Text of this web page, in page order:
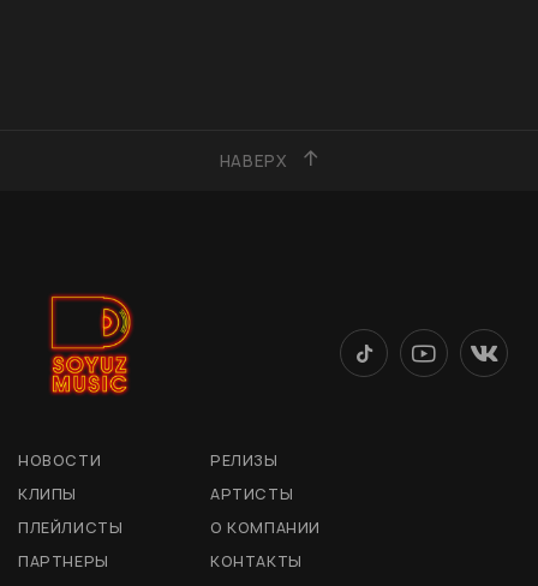
НАВЕРХ
НОВОСТИ
РЕЛИЗЫ
КЛИПЫ
АРТИСТЫ
ПЛЕЙЛИСТЫ
О КОМПАНИИ
ПАРТНЕРЫ
КОНТАКТЫ